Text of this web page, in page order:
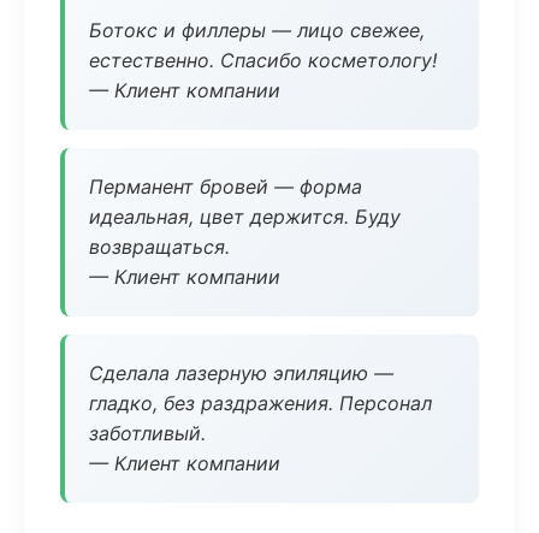
Ботокс и филлеры — лицо свежее,
естественно. Спасибо косметологу!
— Клиент компании
Перманент бровей — форма
идеальная, цвет держится. Буду
возвращаться.
— Клиент компании
Сделала лазерную эпиляцию —
гладко, без раздражения. Персонал
заботливый.
— Клиент компании